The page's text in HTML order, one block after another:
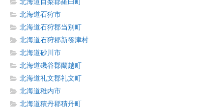
北海道目梨郡羅臼町
北海道石狩市
北海道石狩郡当別町
北海道石狩郡新篠津村
北海道砂川市
北海道磯谷郡蘭越町
北海道礼文郡礼文町
北海道稚内市
北海道積丹郡積丹町